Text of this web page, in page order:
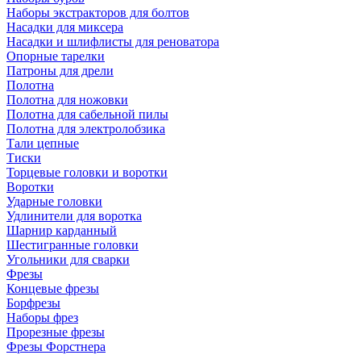
Наборы экстракторов для болтов
Насадки для миксера
Насадки и шлифлисты для реноватора
Опорные тарелки
Патроны для дрели
Полотна
Полотна для ножовки
Полотна для сабельной пилы
Полотна для электролобзика
Тали цепные
Тиски
Торцевые головки и воротки
Воротки
Ударные головки
Удлинители для воротка
Шарнир карданный
Шестигранные головки
Угольники для сварки
Фрезы
Концевые фрезы
Борфрезы
Наборы фрез
Прорезные фрезы
Фрезы Форстнера